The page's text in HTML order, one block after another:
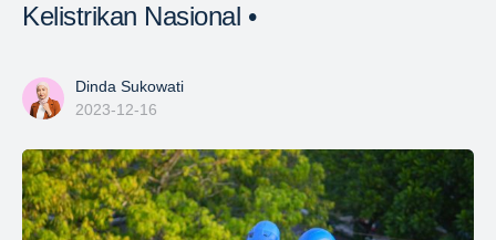
Kelistrikan Nasional •
Dinda Sukowati
2023-12-16